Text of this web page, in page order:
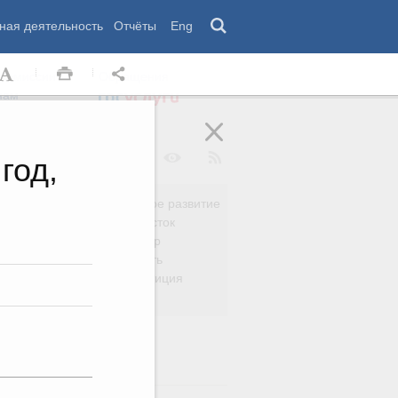
деятельность Отчёты Eng
Обращения
Региональное развитие
Дальний Восток
Россия и мир
Безопасность
Право и юстиция